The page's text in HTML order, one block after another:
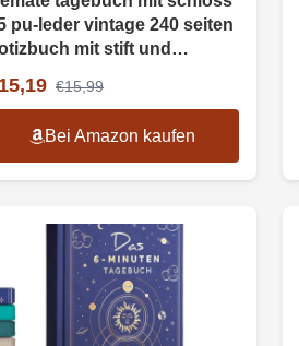
pu-leder vintage 240 seiten
mit stift und
€15,99
Bei Amazon kaufen